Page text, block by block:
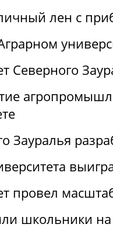
лен с
Северного
Зауралья
провел
школьники